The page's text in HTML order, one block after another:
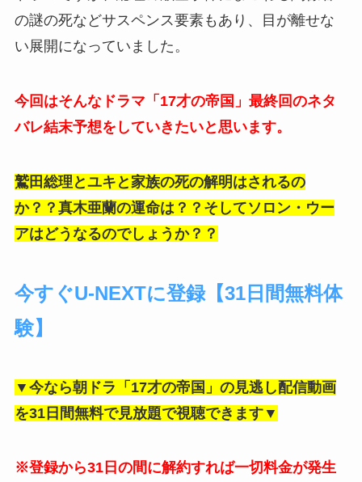
の謎の死などサスペンス要素もあり、目が離せな
い展開になっていました。
今回はそんなドラマ「17才の帝国」最終回のネタ
バレ結末予想をしていきたいと思います。
鷲田総理とユキと家族の死の解明はされるの
か？？真木亜蘭の運命は？？そしてソロン・ウー
アはどうなるのでしょうか？？
今すぐU-NEXTに登録【31日間無料体
験】
▼今なら朝ドラ「17才の帝国」の見逃し配信動画
を31日間無料で見放題で視聴できます▼
※登録から31日の間に解約すれば一切料金が発生